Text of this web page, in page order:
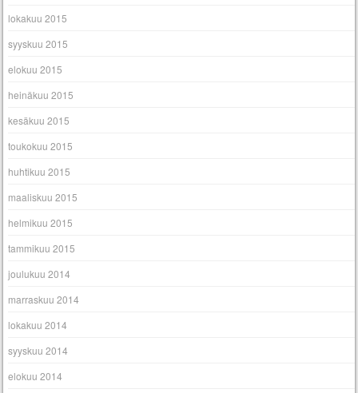
lokakuu 2015
syyskuu 2015
elokuu 2015
heinäkuu 2015
kesäkuu 2015
toukokuu 2015
huhtikuu 2015
maaliskuu 2015
helmikuu 2015
tammikuu 2015
joulukuu 2014
marraskuu 2014
lokakuu 2014
syyskuu 2014
elokuu 2014